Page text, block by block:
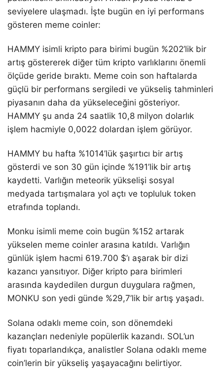
seviyelere ulaşmadı. İşte bugün en iyi performans
gösteren meme coinler:
HAMMY isimli kripto para birimi bugün %202’lik bir
artış göstererek diğer tüm kripto varlıklarını önemli
ölçüde geride bıraktı. Meme coin son haftalarda
güçlü bir performans sergiledi ve yükseliş tahminleri
piyasanın daha da yükseleceğini gösteriyor.
HAMMY şu anda 24 saatlik 10,8 milyon dolarlık
işlem hacmiyle 0,0022 dolardan işlem görüyor.
HAMMY bu hafta %1014’lük şaşırtıcı bir artış
gösterdi ve son 30 gün içinde %191’lik bir artış
kaydetti. Varlığın meteorik yükselişi sosyal
medyada tartışmalara yol açtı ve topluluk token
etrafında toplandı.
Monku isimli meme coin bugün %152 artarak
yükselen meme coinler arasına katıldı. Varlığın
günlük işlem hacmi 619.700 $’ı aşarak bir dizi
kazancı yansıtıyor. Diğer kripto para birimleri
arasında kaydedilen durgun duygulara rağmen,
MONKU son yedi günde %29,7’lik bir artış yaşadı.
Solana odaklı meme coin, son dönemdeki
kazançları nedeniyle popülerlik kazandı. SOL’un
fiyatı toparlandıkça, analistler Solana odaklı meme
coin’lerin bir yükseliş yaşayacağını belirtiyor.